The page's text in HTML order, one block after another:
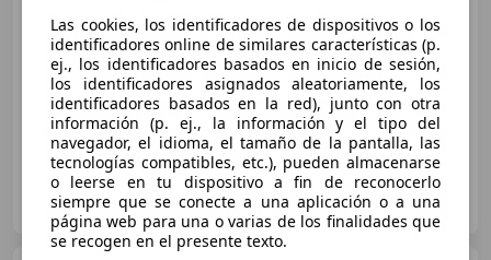
€ 5.650
02/2024 8.185 km Gasolina 35 kW (48 CV)
Particular
ES-28320 Pinto
Las cookies, los identificadores de dispositivos o los
identificadores online de similares características (p.
ej., los identificadores basados en inicio de sesión,
los identificadores asignados aleatoriamente, los
identificadores basados en la red), junto con otra
información (p. ej., la información y el tipo del
navegador, el idioma, el tamaño de la pantalla, las
tecnologías compatibles, etc.), pueden almacenarse
o leerse en tu dispositivo a fin de reconocerlo
siempre que se conecte a una aplicación o a una
página web para una o varias de los finalidades que
se recogen en el presente texto.